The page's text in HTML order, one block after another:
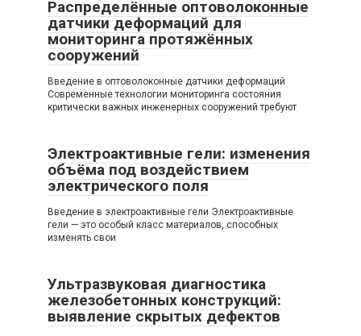
Распределённые оптоволоконные
датчики деформаций для
мониторинга протяжённых
сооружений
Введение в оптоволоконные датчики деформаций
Современные технологии мониторинга состояния
критически важных инженерных сооружений требуют
Электроактивные гели: изменения
объёма под воздействием
электрического поля
Введение в электроактивные гели Электроактивные
гели — это особый класс материалов, способных
изменять свои
Ультразвуковая диагностика
железобетонных конструкций:
выявление скрытых дефектов